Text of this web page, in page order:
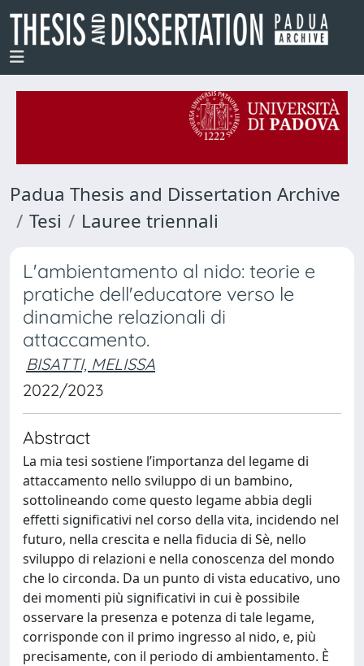
Padua Thesis and Dissertation Archive
Tesi
Lauree triennali
L'ambientamento al nido: teorie e
pratiche dell'educatore verso le
dinamiche relazionali di
attaccamento.
BISATTI, MELISSA
2022/2023
Abstract
La mia tesi sostiene l’importanza del legame di
attaccamento nello sviluppo di un bambino,
sottolineando come questo legame abbia degli
effetti significativi nel corso della vita, incidendo nel
futuro, nella crescita e nella fiducia di Sè, nello
sviluppo di relazioni e nella conoscenza del mondo
che lo circonda. Da un punto di vista educativo, uno
dei momenti più significativi in cui è possibile
osservare la presenza e potenza di tale legame,
corrisponde con il primo ingresso al nido, e, più
precisamente, con il periodo di ambientamento. È